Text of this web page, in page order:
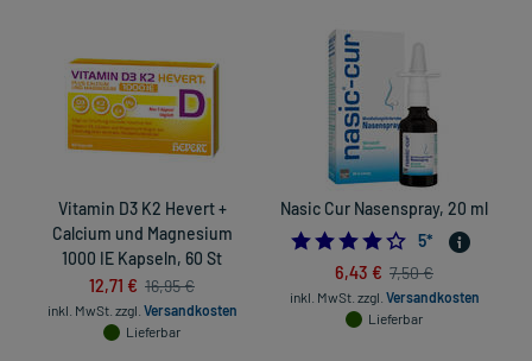
Vitamin D3 K2 Hevert +
Calcium und Magnesium
1000 IE Kapseln, 60 St
12,71 € 16,95 €
inkl. MwSt. zzgl. Versandkosten
Lieferbar
Nasic Cur Nasenspray, 20 ml
4.0
5*
6,43 € 7,50 €
inkl. MwSt. zzgl. Versandkosten
Lieferbar